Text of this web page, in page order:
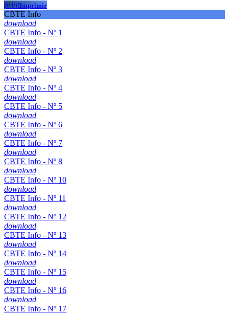
printImprimir
CBTE Info
download
CBTE Info - Nº 1
download
CBTE Info - Nº 2
download
CBTE Info - Nº 3
download
CBTE Info - Nº 4
download
CBTE Info - Nº 5
download
CBTE Info - Nº 6
download
CBTE Info - Nº 7
download
CBTE Info - Nº 8
download
CBTE Info - Nº 10
download
CBTE Info - Nº 11
download
CBTE Info - Nº 12
download
CBTE Info - Nº 13
download
CBTE Info - Nº 14
download
CBTE Info - Nº 15
download
CBTE Info - Nº 16
download
CBTE Info - Nº 17